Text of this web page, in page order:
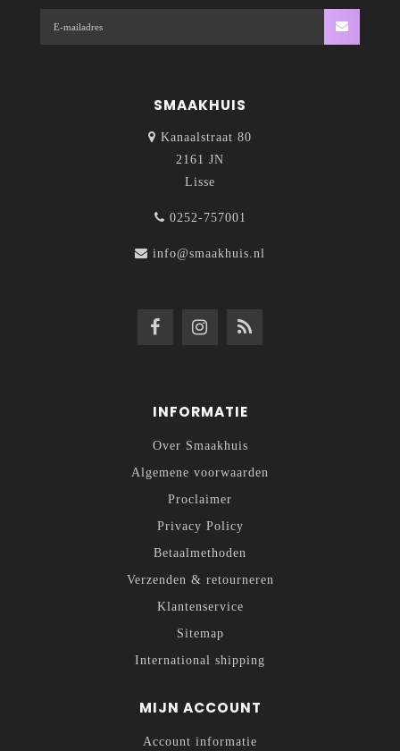
SMAAKHUIS
Kanaalstraat 80
2161 JN
Lisse
0252-757001
info@smaakhuis.nl
INFORMATIE
Over Smaakhuis
Algemene voorwaarden
Proclaimer
Privacy Policy
Betaalmethoden
Verzenden & retourneren
Klantenservice
Sitemap
International shipping
MIJN ACCOUNT
Account informatie